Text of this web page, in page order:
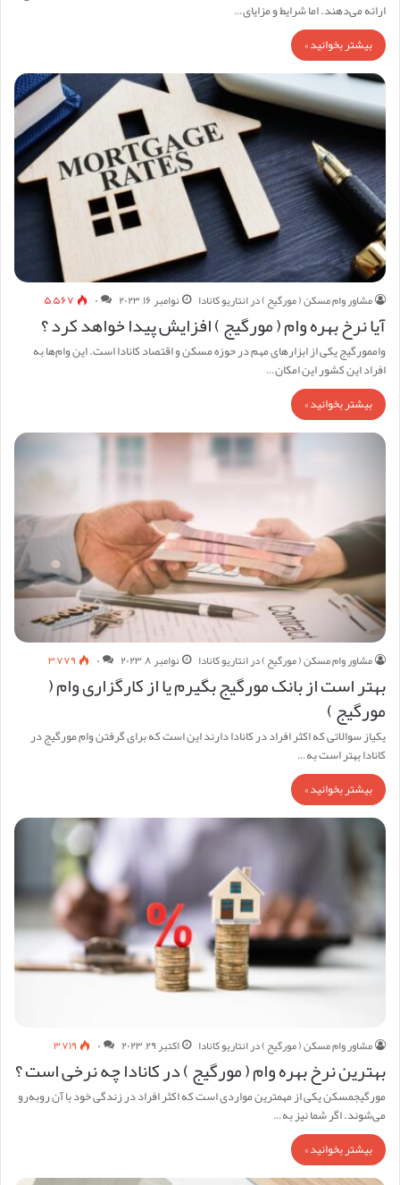
ارائه می‌دهند. اما شرایط و مزایای…
بیشتر بخوانید »
مشاور وام مسکن ( مورگیح ) در انتاریو کانادا نوامبر ۱۶, ۲۰۲۳ ۰ ۵,۵۶۷
آیا نرخ بهره وام ( مورگیج ) افزایش پیدا خواهد کرد ؟
واممورگیج یکی از ابزارهای مهم در حوزه مسکن و اقتصاد کانادا است. این وام‌ها به
افراد این کشور این امکان…
بیشتر بخوانید »
مشاور وام مسکن ( مورگیح ) در انتاریو کانادا نوامبر ۸, ۲۰۲۳ ۰ ۳,۷۷۹
بهتر است از بانک مورگیج بگیرم یا از کارگزاری وام (
مورگیج )
یکیاز سوالاتی که اکثر افراد در کانادا دارند این است که برای گرفتن وام مورگیج در
کانادا بهتر است به…
بیشتر بخوانید »
مشاور وام مسکن ( مورگیح ) در انتاریو کانادا اکتبر ۲۹, ۲۰۲۳ ۰ ۳,۷۱۹
بهترین نرخ بهره وام ( مورگیج ) در کانادا چه نرخی است ؟
مورگیجمسکن یکی از مهمترین مواردی است که اکثر افراد در زندگی خود با آن روبه‌رو
می‌شوند. اگر شما نیز به…
بیشتر بخوانید »